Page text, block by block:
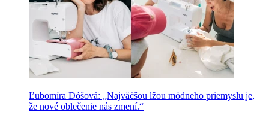
Ľubomíra Dóšová: „Najväčšou lžou módneho priemyslu je,
že nové oblečenie nás zmení.“